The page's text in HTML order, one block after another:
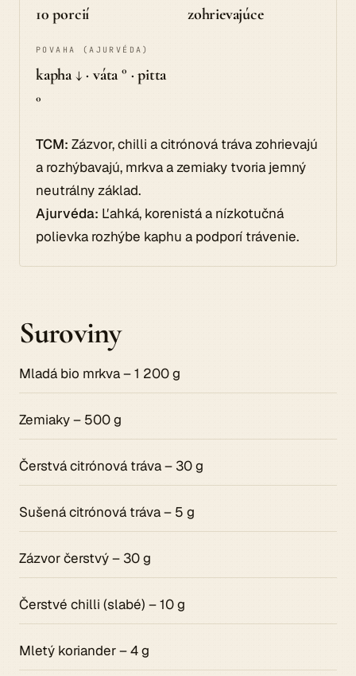
10 porcií zohrievajúce
POVAHA (AJURVÉDA)
kapha ↓ · váta ° · pitta
°
TCM: Zázvor, chilli a citrónová tráva zohrievajú
a rozhýbavajú, mrkva a zemiaky tvoria jemný
neutrálny základ.
Ajurvéda: Ľahká, korenistá a nízkotučná
polievka rozhýbe kaphu a podporí trávenie.
Suroviny
Mladá bio mrkva – 1 200 g
Zemiaky – 500 g
Čerstvá citrónová tráva – 30 g
Sušená citrónová tráva – 5 g
Zázvor čerstvý – 30 g
Čerstvé chilli (slabé) – 10 g
Mletý koriander – 4 g